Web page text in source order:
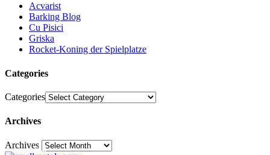
Acvarist
Barking Blog
Cu Pisici
Griska
Rocket-Koning der Spielplatze
Categories
Categories
Archives
Archives30